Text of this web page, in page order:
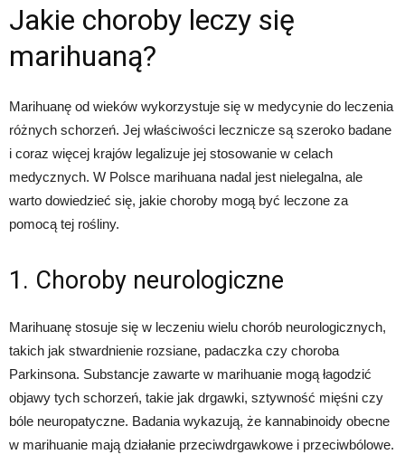
Jakie choroby leczy się
marihuaną?
Marihuanę od wieków wykorzystuje się w medycynie do leczenia
różnych schorzeń. Jej właściwości lecznicze są szeroko badane
i coraz więcej krajów legalizuje jej stosowanie w celach
medycznych. W Polsce marihuana nadal jest nielegalna, ale
warto dowiedzieć się, jakie choroby mogą być leczone za
pomocą tej rośliny.
1. Choroby neurologiczne
Marihuanę stosuje się w leczeniu wielu chorób neurologicznych,
takich jak stwardnienie rozsiane, padaczka czy choroba
Parkinsona. Substancje zawarte w marihuanie mogą łagodzić
objawy tych schorzeń, takie jak drgawki, sztywność mięśni czy
bóle neuropatyczne. Badania wykazują, że kannabinoidy obecne
w marihuanie mają działanie przeciwdrgawkowe i przeciwbólowe.